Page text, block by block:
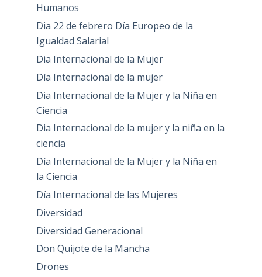
Humanos
Dia 22 de febrero Día Europeo de la
Igualdad Salarial
Dia Internacional de la Mujer
Día Internacional de la mujer
Dia Internacional de la Mujer y la Niña en
Ciencia
Dia Internacional de la mujer y la niña en la
ciencia
Día Internacional de la Mujer y la Niña en
la Ciencia
Día Internacional de las Mujeres
Diversidad
Diversidad Generacional
Don Quijote de la Mancha
Drones